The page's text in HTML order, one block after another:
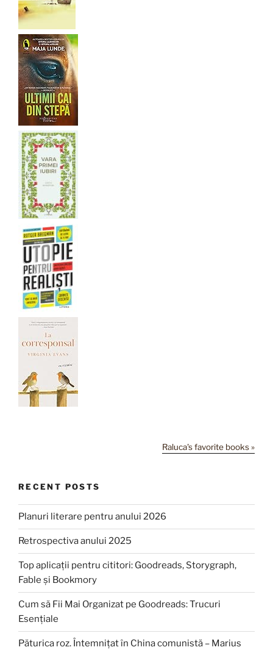
Raluca's favorite books »
RECENT POSTS
Planuri literare pentru anului 2026
Retrospectiva anului 2025
Top aplicații pentru cititori: Goodreads, Storygraph,
Fable și Bookmory
Cum să Fii Mai Organizat pe Goodreads: Trucuri
Esențiale
Păturica roz. Întemnițat în China comunistă – Marius